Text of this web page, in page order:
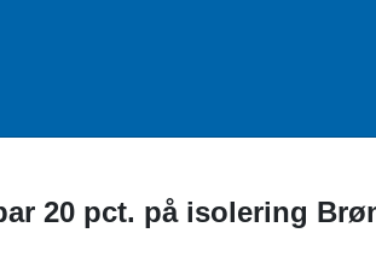
20 pct. på isolering